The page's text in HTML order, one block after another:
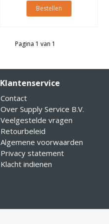
Bestellen
Pagina 1 van 1
Klantenservice
Contact
Over Supply Service B.V.
Veelgestelde vragen
Retourbeleid
Algemene voorwaarden
Privacy statement
Klacht indienen